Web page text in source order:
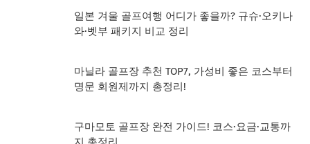
일본 겨울 골프여행 어디가 좋을까? 규슈·오키나
와·벳부 패키지 비교 정리
마닐라 골프장 추천 TOP7, 가성비 좋은 코스부터
명문 회원제까지 총정리!
구마모토 골프장 완전 가이드! 코스·요금·교통까